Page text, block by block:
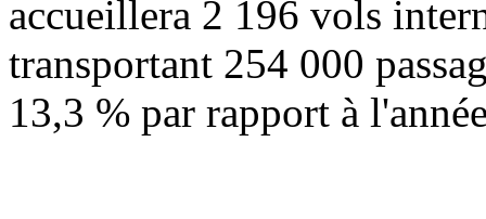
accueillera 2 196 vols
transportant 254 000
13,3 % par rapport à